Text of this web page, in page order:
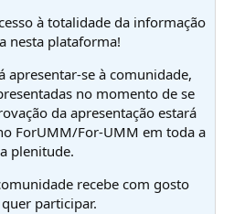
à totalidade da informação
nesta plataforma!
apresentar-se à comunidade,
no momento de se
da apresentação estará
ForUMM/For-UMM em toda a
plenitude.
recebe com gosto
participar.